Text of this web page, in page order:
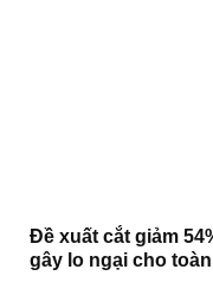
Đề xuất cắt giảm
gây lo ngại cho